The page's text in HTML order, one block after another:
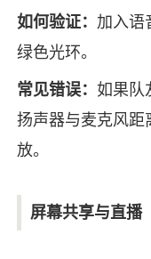
如何验证： 加入语
绿色光环。
常见错误： 如果队
扬声器与麦克风距
放。
屏幕共享与直播